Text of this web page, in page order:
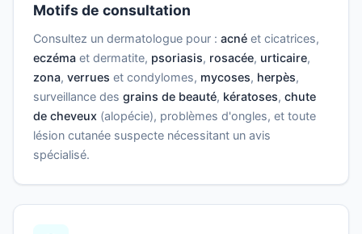
Motifs de consultation
Consultez un dermatologue pour : acné et cicatrices,
eczéma et dermatite, psoriasis, rosacée, urticaire,
zona, verrues et condylomes, mycoses, herpès,
surveillance des grains de beauté, kératoses, chute
de cheveux (alopécie), problèmes d'ongles, et toute
lésion cutanée suspecte nécessitant un avis
spécialisé.